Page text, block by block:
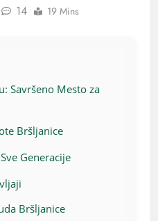
14 19 Mins
Savršeno Mesto za
Bršljanice
Generacije
Bršljanice